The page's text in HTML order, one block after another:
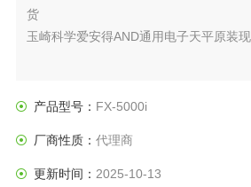
货
玉崎科学爱安得AND通用电子天平原装
产品型号： FX-5000i
厂商性质： 代理商
更新时间： 2025-10-13